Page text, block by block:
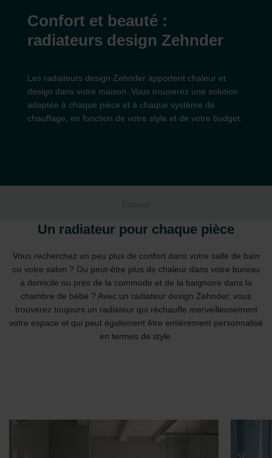
Confort et beauté :
radiateurs design Zehnder
Les radiateurs design Zehnder apportent chaleur et
design dans votre maison. Vous trouverez une solution
adaptée à chaque pièce et à chaque système de
chauffage, en fonction de votre style et de votre budget.
Espace
Un radiateur pour chaque pièce
Vous recherchez un peu plus de confort dans votre salle de bain
ou votre salon ? Ou peut-être plus de chaleur dans votre bureau
à domicile ou près de la commode et de la baignoire dans la
chambre de bébé ? Avec un radiateur design Zehnder, vous
trouverez toujours un radiateur qui réchauffe merveilleusement
votre espace et qui peut également être entièrement personnalisé
en termes de style.